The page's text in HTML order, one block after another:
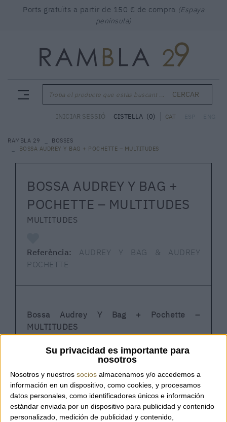
Su privacidad es importante para
nosotros
Nosotros y nuestros socios almacenamos y/o accedemos a
información en un dispositivo, como cookies, y procesamos
datos personales, como identificadores únicos e información
estándar enviada por un dispositivo para publicidad y contenido
personalizado, medición de publicidad y contenido,
Ports gratuïts a partir de 150 € de compra (Espaya
península)
Troba el producte que estàs buscant ... CERCAR
CAT
INICIAR SESSIÓ CISTELLA (0)
RAMBLA 29
BOSSES
BOSSA AUDREY Y BAG + POCHETTE – MULTITUDES
BOSSA AUDREY Y BAG +
POCHETTE – MULTITUDES
MULTITUDES
Referència: AUDREY Y BAG & AUDREY
POCHETTE
Bossa Audrey Y Bag + Pochette –
MULTITUDES
Conjunt format per la bossa plisada
Bag i la sevapochette a joc de la marca
italiana MULTITUDES, una combinació
sofisticada i funcional pensada per
acompanyar-te amb estil en el dia a dia.